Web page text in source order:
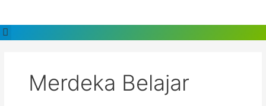
content
Menu
Merdeka Belajar